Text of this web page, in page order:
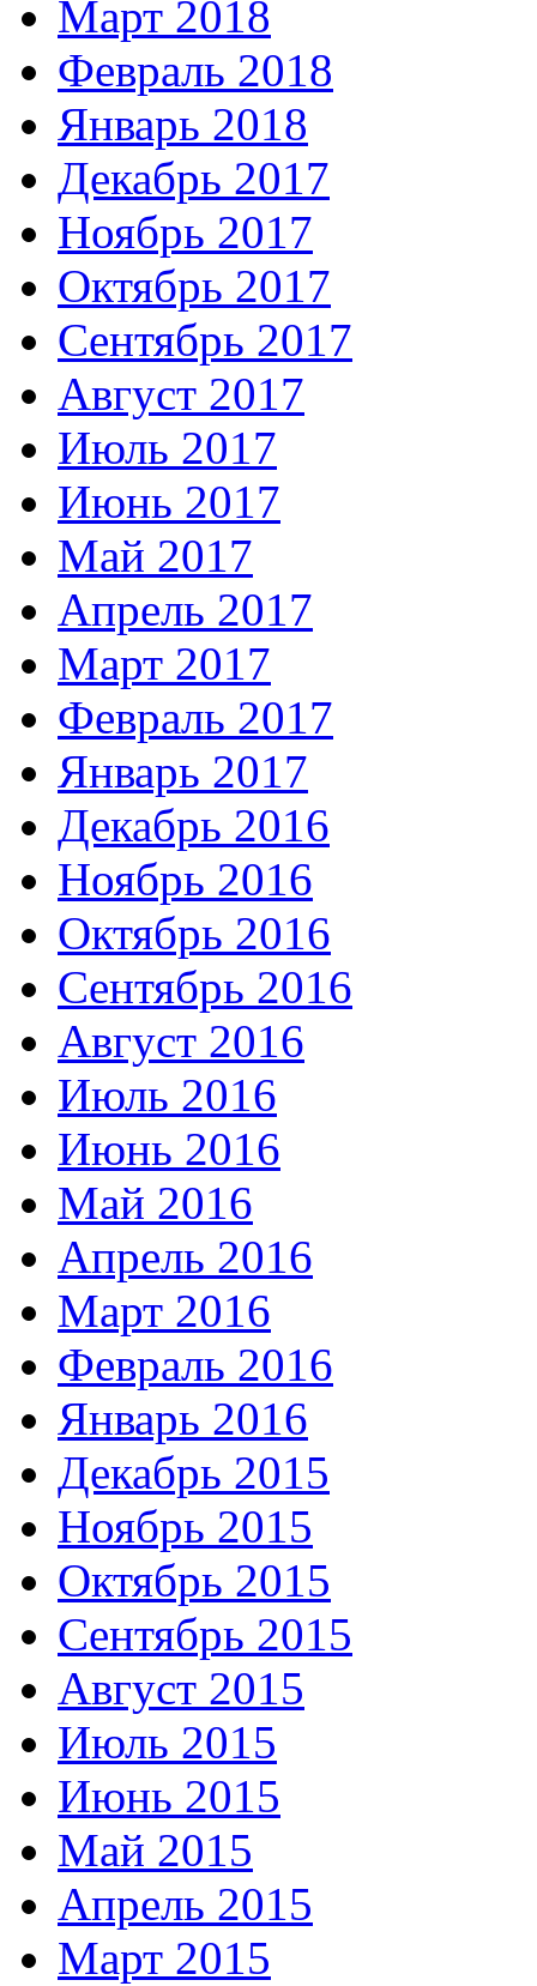
Март 2018
Февраль 2018
Январь 2018
Декабрь 2017
Ноябрь 2017
Октябрь 2017
Сентябрь 2017
Август 2017
Июль 2017
Июнь 2017
Май 2017
Апрель 2017
Март 2017
Февраль 2017
Январь 2017
Декабрь 2016
Ноябрь 2016
Октябрь 2016
Сентябрь 2016
Август 2016
Июль 2016
Июнь 2016
Май 2016
Апрель 2016
Март 2016
Февраль 2016
Январь 2016
Декабрь 2015
Ноябрь 2015
Октябрь 2015
Сентябрь 2015
Август 2015
Июль 2015
Июнь 2015
Май 2015
Апрель 2015
Март 2015